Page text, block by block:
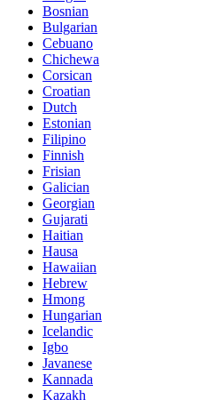
Bosnian
Bulgarian
Cebuano
Chichewa
Corsican
Croatian
Dutch
Estonian
Filipino
Finnish
Frisian
Galician
Georgian
Gujarati
Haitian
Hausa
Hawaiian
Hebrew
Hmong
Hungarian
Icelandic
Igbo
Javanese
Kannada
Kazakh